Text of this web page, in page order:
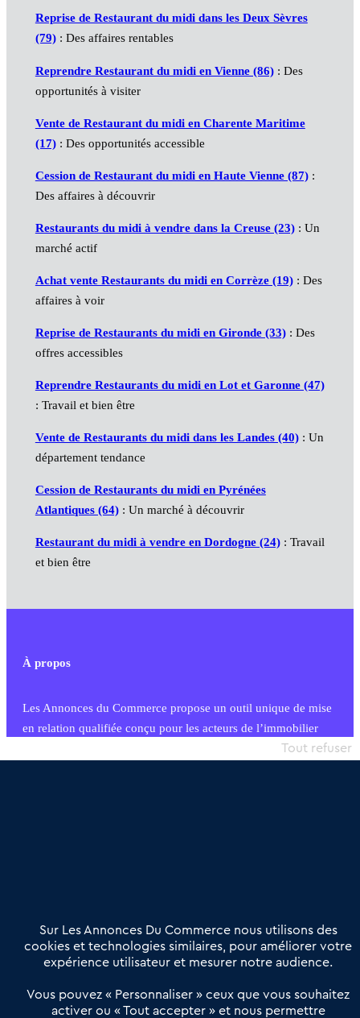
Reprise de Restaurant du midi dans les Deux Sèvres
(79): Des affaires rentables
Reprendre Restaurant du midi en Vienne (86): Des
opportunités à visiter
Vente de Restaurant du midi en Charente Maritime
(17): Des opportunités accessible
Cession de Restaurant du midi en Haute Vienne (87):
Des affaires à découvrir
Restaurants du midi à vendre dans la Creuse (23): Un
marché actif
Achat vente Restaurants du midi en Corrèze (19): Des
affaires à voir
Reprise de Restaurants du midi en Gironde (33): Des
offres accessibles
Reprendre Restaurants du midi en Lot et Garonne (47)
: Travail et bien être
Vente de Restaurants du midi dans les Landes (40): Un
département tendance
Cession de Restaurants du midi en Pyrénées
Atlantiques (64): Un marché à découvrir
Restaurant du midi à vendre en Dordogne (24): Travail
et bien être
À propos
Les Annonces du Commerce propose un outil unique de mise
en relation qualifiée conçu pour les acteurs de l’immobilier
commercial et les collectivités territoriales, simple et intégrant
Offres Pro
Actualités
Qui sommes nous ?
Derniers articles
Sur Les Annonces Du Commerce nous utilisons des
cookies et technologies similaires, pour améliorer votre
expérience utilisateur et mesurer notre audience.
Vous pouvez « Personnaliser » ceux que vous souhaitez
activer ou « Tout accepter » et nous permettre
Tout refuser